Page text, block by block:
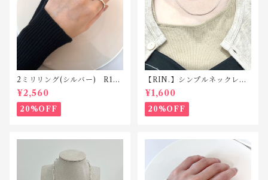
2ミリリング(シルバー) R118
silver925
¥2,560
20%OFF
【RIN.】シンプルネックレス
Ｎ001
¥1,600
20%OFF